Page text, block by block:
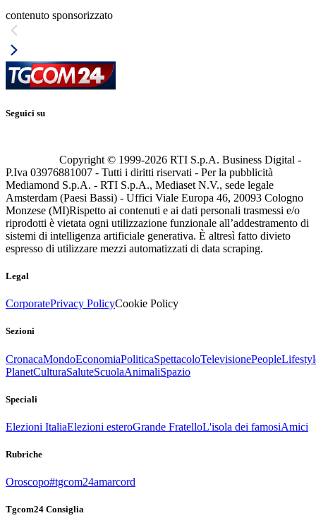
contenuto sponsorizzato
Seguici su
Copyright © 1999-2026 RTI S.p.A. Business Digital -
P.Iva 03976881007 - Tutti i diritti riservati - Per la pubblicità
Mediamond S.p.A. - RTI S.p.A., Mediaset N.V., sede legale
Amsterdam (Paesi Bassi) - Uffici Viale Europa 46, 20093 Cologno
Monzese (MI)Rispetto ai contenuti e ai dati personali trasmessi e/o
riprodotti è vietata ogni utilizzazione funzionale all’addestramento di
sistemi di intelligenza artificiale generativa. È altresì fatto divieto
espresso di utilizzare mezzi automatizzati di data scraping.
Legal
CorporatePrivacy PolicyCookie Policy
Sezioni
CronacaMondoEconomiaPoliticaSpettacoloTelevisionePeople
PlanetCulturaSaluteScuolaAnimaliSpazio
Speciali
Elezioni ItaliaElezioni esteroGrande FratelloL'isola dei famosiAmici
Rubriche
Oroscopo#tgcom24amarcord
Tgcom24 Consiglia